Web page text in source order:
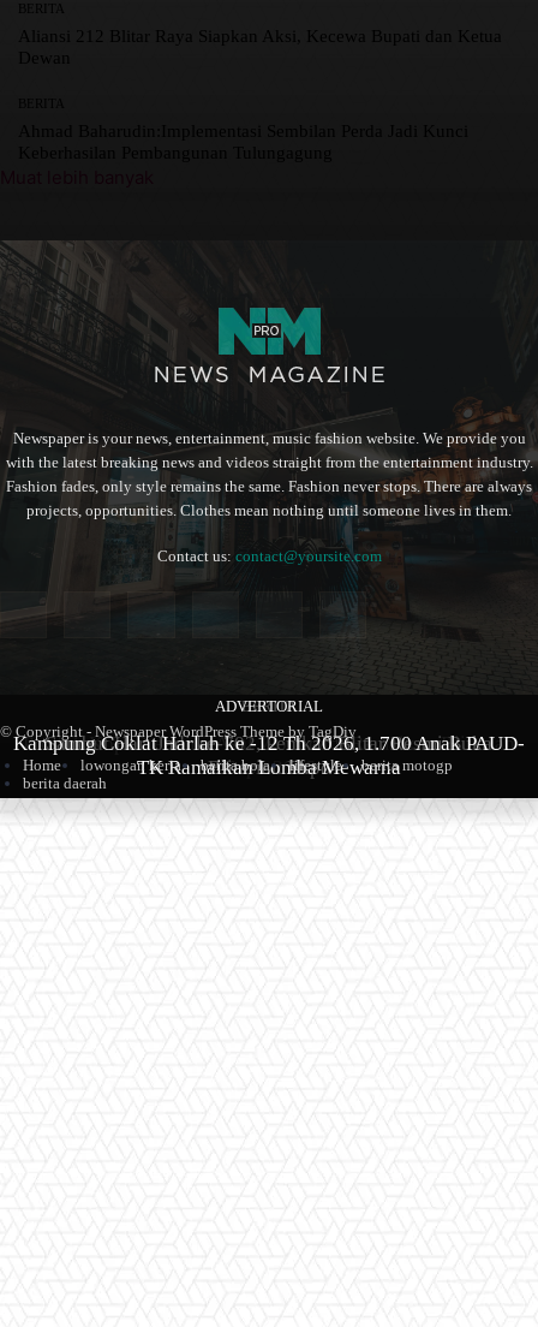
BERITA
Produk Kopi Premium Asal Wonodadi Ramaikan Blitarian
Expo 2026
BERITA
Sambut Hari Jadi ke-702, Pemkab Blitar Resmi Buka
Blitarian Expo
ADVERTORIAL
Kampung Coklat Harlah ke -12 Th 2026, 1.700 Anak PAUD-
TK Ramaikan Lomba Mewarna
BERITA
Aliansi 212 Blitar Raya Siapkan Aksi, Kecewa Bupati dan Ketua
Dewan
Newspaper is your news, entertainment, music fashion website. We provide you
with the latest breaking news and videos straight from the entertainment industry.
Fashion fades, only style remains the same. Fashion never stops. There are always
projects, opportunities. Clothes mean nothing until someone lives in them.
Contact us: contact@yoursite.com
© Copyright - Newspaper WordPress Theme by TagDiv
Home
lowongan kerja berita bola lifestyle
berita motogp
berita daerah